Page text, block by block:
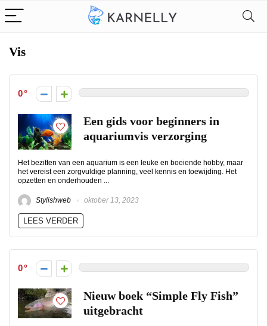
Vis
0
Een gids voor beginners in
aquariumvis verzorging
Het bezitten van een aquarium is een leuke en boeiende hobby, maar
het vereist een zorgvuldige planning, veel kennis en toewijding. Het
opzetten en onderhouden ...
Stylishweb oktober 13, 2023
LEES VERDER
0
Nieuw boek “Simple Fly Fish”
uitgebracht